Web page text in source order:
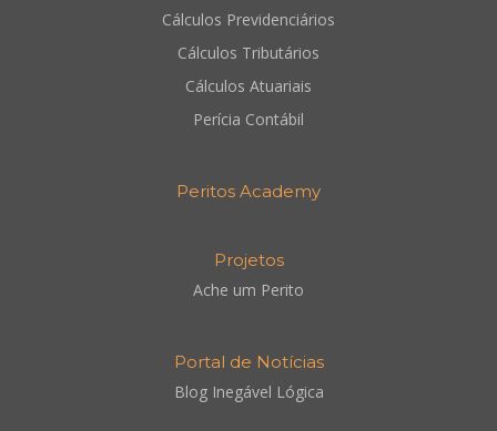
Cálculos Previdenciários
Cálculos Tributários
Cálculos Atuariais
Perícia Contábil
Peritos Academy
Projetos
Ache um Perito
Portal de Notícias
Blog Inegável Lógica